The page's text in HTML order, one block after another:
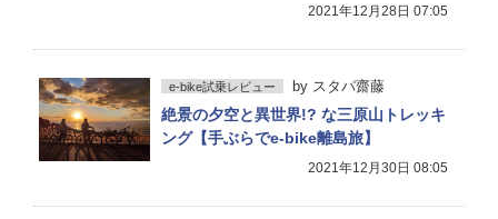
2021年12月28日 07:05
e-bike試乗レビュー by スタパ齋藤
絶景の夕空と異世界!? な三原山トレッキ
ング【手ぶらでe-bike離島旅】
2021年12月30日 08:05